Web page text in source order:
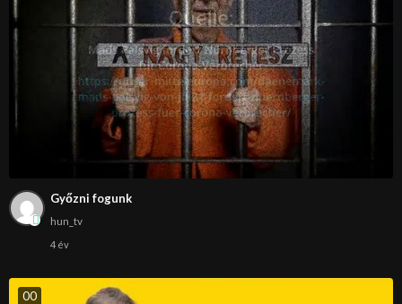
Győzni fogunk
hun_tv
4 év
00